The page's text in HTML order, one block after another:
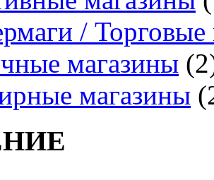
/
магазины
магазины